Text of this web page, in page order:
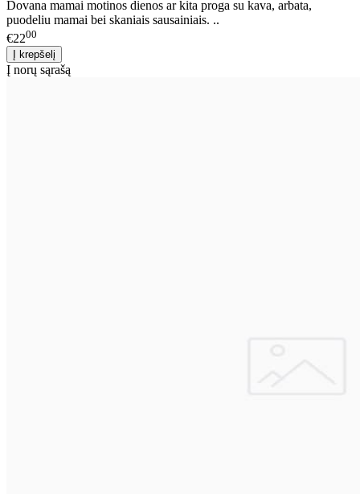
Dovana mamai motinos dienos ar kita proga su kava, arbata,
puodeliu mamai bei skaniais sausainiais. ..
€2200
Į norų sąrašą